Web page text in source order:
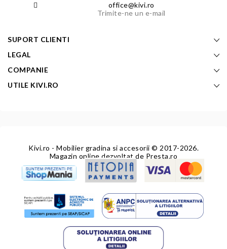
office@kivi.ro
Trimite-ne un e-mail
SUPORT CLIENTI
LEGAL
COMPANIE
UTILE KIVI.RO
Kivi.ro - Mobilier gradina si accesorii © 2017-2026.
Magazin online dezvoltat de Presta.ro